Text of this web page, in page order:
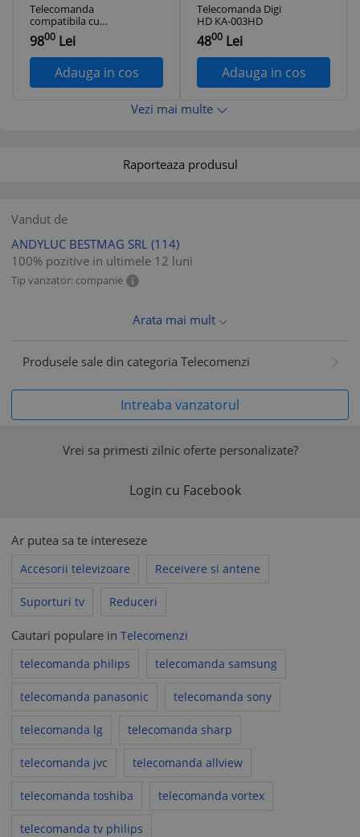
Telecomanda
compatibila cu
Philips LCD
RC2023611
9800 Lei
Adauga in cos
Telecomanda Digi
HD KA-003HD
4800 Lei
Adauga in cos
Vezi mai multe
Raporteaza produsul
Vandut de
ANDYLUC BESTMAG SRL (114)
100% pozitive in ultimele 12 luni
Tip vanzator: companie
Arata mai mult
Produsele sale din categoria Telecomenzi
Intreaba vanzatorul
Vrei sa primesti zilnic oferte personalizate?
Login cu Facebook
Ar putea sa te intereseze
Accesorii televizoare Receivere si antene
Suporturi tv Reduceri
Cautari populare in Telecomenzi
telecomanda philips
telecomanda samsung
telecomanda panasonic telecomanda sony
telecomanda lg telecomanda sharp
telecomanda jvc telecomanda allview
telecomanda toshiba telecomanda vortex
telecomanda tv philips